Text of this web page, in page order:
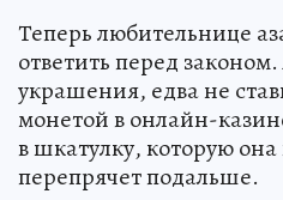
Теперь любительнице
ответить перед
украшения, едва не
монетой в онлайн-
в шкатулку, которую
перепрячет подальше.